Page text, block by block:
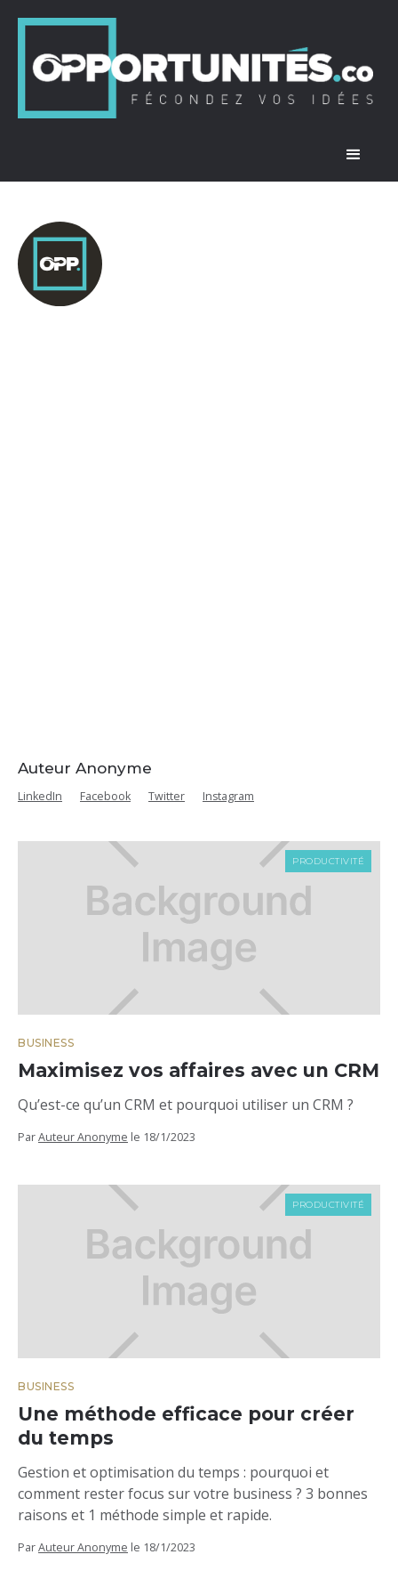
Auteur Anonyme
LinkedIn Facebook Twitter Instagram
PRODUCTIVITÉ
BUSINESS
Maximisez vos affaires avec un CRM
Qu’est-ce qu’un CRM et pourquoi utiliser un CRM ?
ParAuteur Anonyme le 18/1/2023
PRODUCTIVITÉ
BUSINESS
Une méthode efficace pour créer
du temps
Gestion et optimisation du temps : pourquoi et
comment rester focus sur votre business ? 3 bonnes
raisons et 1 méthode simple et rapide.
ParAuteur Anonyme le 18/1/2023